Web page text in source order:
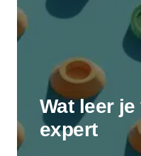
Wat leer
expert